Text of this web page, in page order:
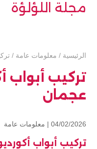
مجلة اللؤلؤة
الرئيسية / معلومات عامة /
تركيب أبواب
عجمان
04/02/2026 | معلومات عامة
تركيب أبواب